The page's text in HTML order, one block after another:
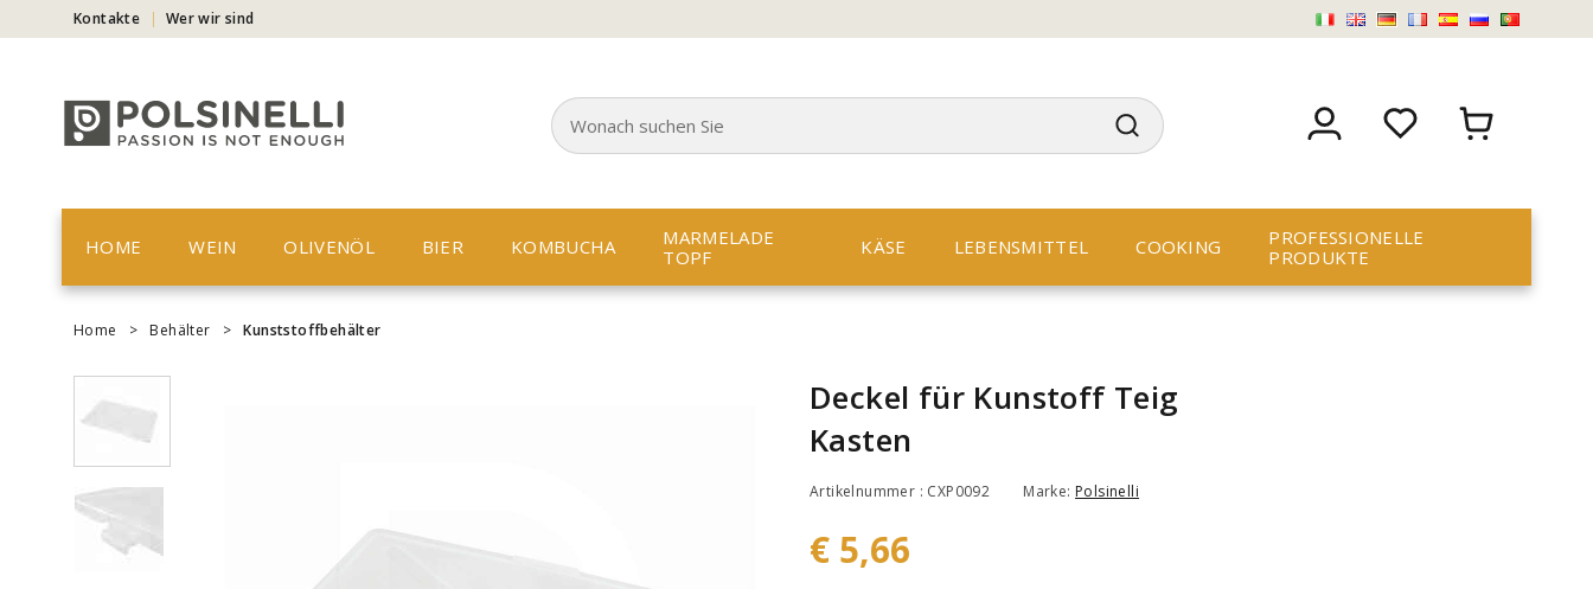
Kontakte Wer wir sind
HOME WEIN OLIVENÖL BIER KOMBUCHA
MARMELADE
TOPF
KÄSE LEBENSMITTEL COOKING
PROFESSIONELLE
PRODUKTE
Home > Behälter > Kunststoffbehälter
Deckel für Kunstoff Teig
Kasten
Artikelnummer : CXP0092 Marke: Polsinelli
€ 5,66